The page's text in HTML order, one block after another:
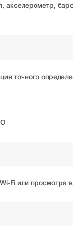
акселерометр,
точного
Fi или просмотра